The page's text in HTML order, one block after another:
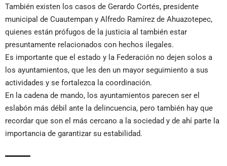
También existen los casos de Gerardo Cortés, presidente
municipal de Cuautempan y Alfredo Ramírez de Ahuazotepec,
quienes están prófugos de la justicia al también estar
presuntamente relacionados con hechos ilegales.
Es importante que el estado y la Federación no dejen solos a
los ayuntamientos, que les den un mayor seguimiento a sus
actividades y se fortalezca la coordinación.
En la cadena de mando, los ayuntamientos parecen ser el
eslabón más débil ante la delincuencia, pero también hay que
recordar que son el más cercano a la sociedad y de ahí parte la
importancia de garantizar su estabilidad.